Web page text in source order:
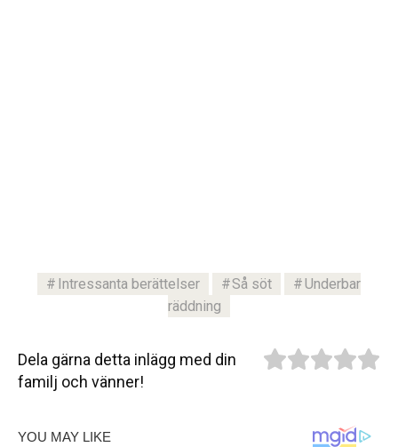
Intressanta berättelser Så söt
Underbar
räddning
Dela gärna detta inlägg med din
familj och vänner!